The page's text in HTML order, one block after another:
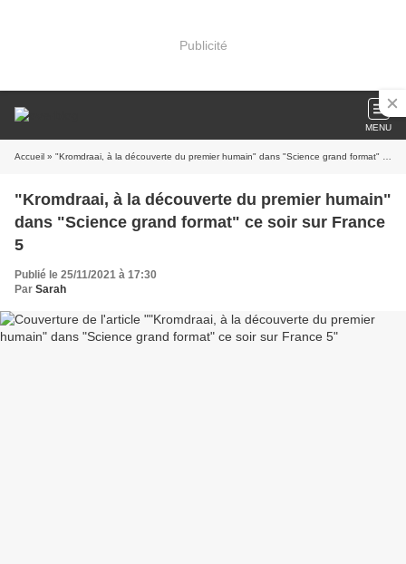
Publicité
MENU
Accueil » "Kromdraai, à la découverte du premier humain" dans "Science grand format" ce soir sur France 5
"Kromdraai, à la découverte du premier humain"
dans "Science grand format" ce soir sur France
5
Publié le 25/11/2021 à 17:30
Par Sarah